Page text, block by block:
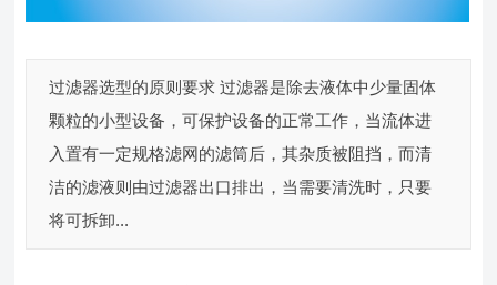
过滤器选型的原则要求 过滤器是除去液体中少量固体
颗粒的小型设备，可保护设备的正常工作，当流体进
入置有一定规格滤网的滤筒后，其杂质被阻挡，而清
洁的滤液则由过滤器出口排出，当需要清洗时，只要
将可拆卸...